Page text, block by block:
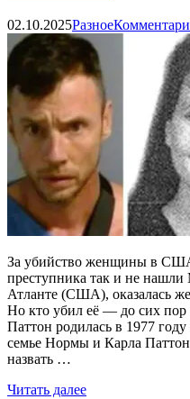
02.10.2025Разное
За убийство женщины в
преступника так и не нашли
Атланте (США), оказалась
Но кто убил её — до сих пор
Паттон родилась в 1977
семье Нормы и Карла
назвать …
Читать далее